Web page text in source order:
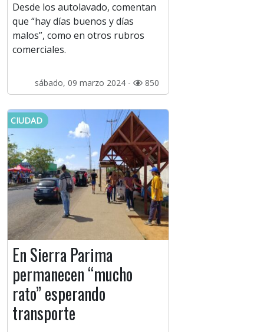
Desde los autolavado, comentan
que “hay días buenos y días
malos”, como en otros rubros
comerciales.
sábado, 09 marzo 2024 - 850
CIUDAD
En Sierra Parima
permanecen “mucho
rato” esperando
transporte